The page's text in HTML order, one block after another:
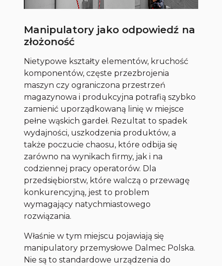
Manipulatory jako odpowiedź na
złożoność
Nietypowe kształty elementów, kruchość
komponentów, częste przezbrojenia
maszyn czy ograniczona przestrzeń
magazynowa i produkcyjna potrafią szybko
zamienić uporządkowaną linię w miejsce
pełne wąskich gardeł. Rezultat to spadek
wydajności, uszkodzenia produktów, a
także poczucie chaosu, które odbija się
zarówno na wynikach firmy, jak i na
codziennej pracy operatorów. Dla
przedsiębiorstw, które walczą o przewagę
konkurencyjną, jest to problem
wymagający natychmiastowego
rozwiązania.
Właśnie w tym miejscu pojawiają się
manipulatory przemysłowe Dalmec Polska.
Nie są to standardowe urządzenia do